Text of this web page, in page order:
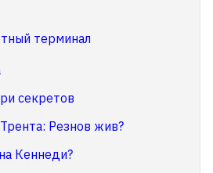
терминал
секретов
Резнов жив?
Кеннеди?